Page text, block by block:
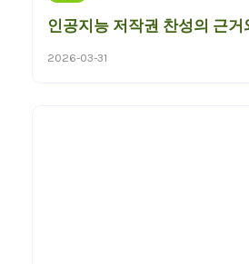
인공지능 저작권 찬성의 근거
2026-03-31